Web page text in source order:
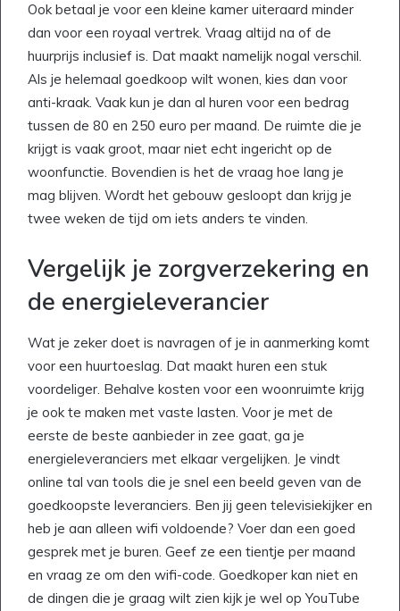
Ook betaal je voor een kleine kamer uiteraard minder
dan voor een royaal vertrek. Vraag altijd na of de
huurprijs inclusief is. Dat maakt namelijk nogal verschil.
Als je helemaal goedkoop wilt wonen, kies dan voor
anti-kraak. Vaak kun je dan al huren voor een bedrag
tussen de 80 en 250 euro per maand. De ruimte die je
krijgt is vaak groot, maar niet echt ingericht op de
woonfunctie. Bovendien is het de vraag hoe lang je
mag blijven. Wordt het gebouw gesloopt dan krijg je
twee weken de tijd om iets anders te vinden.
Vergelijk je zorgverzekering en
de energieleverancier
Wat je zeker doet is navragen of je in aanmerking komt
voor een huurtoeslag. Dat maakt huren een stuk
voordeliger. Behalve kosten voor een woonruimte krijg
je ook te maken met vaste lasten. Voor je met de
eerste de beste aanbieder in zee gaat, ga je
energieleveranciers met elkaar vergelijken. Je vindt
online tal van tools die je snel een beeld geven van de
goedkoopste leveranciers. Ben jij geen televisiekijker en
heb je aan alleen wifi voldoende? Voer dan een goed
gesprek met je buren. Geef ze een tientje per maand
en vraag ze om den wifi-code. Goedkoper kan niet en
de dingen die je graag wilt zien kijk je wel op YouTube